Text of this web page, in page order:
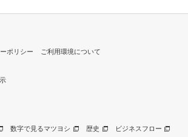
ポリシー ご利用環境について
数字で見るマツヨシ 歴史 ビジネスフロー